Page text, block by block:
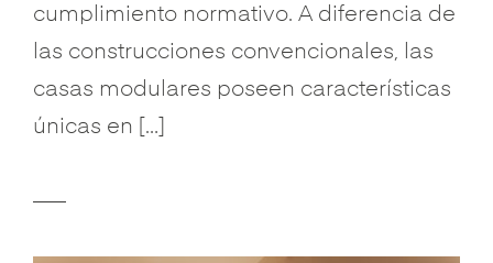
cumplimiento normativo. A diferencia de
las construcciones convencionales, las
casas modulares poseen características
únicas en […]